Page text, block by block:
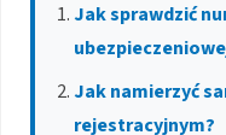
Jak sprawdzić
Jak namierzyć
rejestracyjnym?